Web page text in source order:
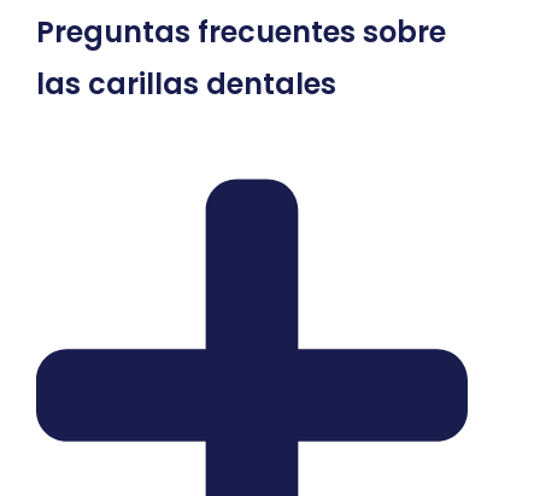
Preguntas frecuentes sobre
las carillas dentales